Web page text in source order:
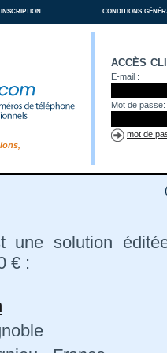
inscription conditions
accès
E-mail :
Mot de passe:
mot de
une solution
€ :